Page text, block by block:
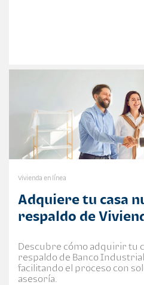
Vivienda en línea
Adquiere tu casa
respaldo de
Descubre cómo adquirir tu
respaldo de Banco
facilitando el proceso con
asesoría.